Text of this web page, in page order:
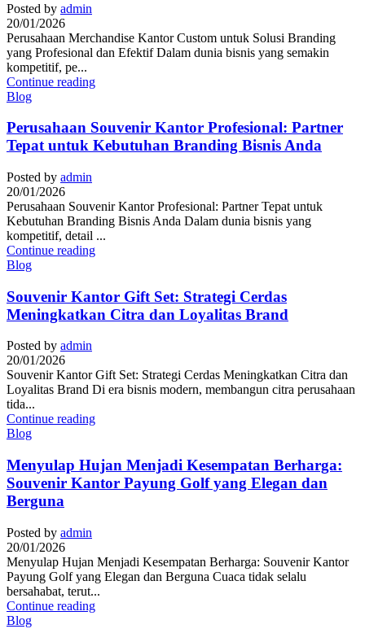
Posted by admin
20/01/2026
Perusahaan Merchandise Kantor Custom untuk Solusi Branding
yang Profesional dan Efektif Dalam dunia bisnis yang semakin
kompetitif, pe...
Continue reading
Blog
Perusahaan Souvenir Kantor Profesional: Partner
Tepat untuk Kebutuhan Branding Bisnis Anda
Posted by admin
20/01/2026
Perusahaan Souvenir Kantor Profesional: Partner Tepat untuk
Kebutuhan Branding Bisnis Anda Dalam dunia bisnis yang
kompetitif, detail ...
Continue reading
Blog
Souvenir Kantor Gift Set: Strategi Cerdas
Meningkatkan Citra dan Loyalitas Brand
Posted by admin
20/01/2026
Souvenir Kantor Gift Set: Strategi Cerdas Meningkatkan Citra dan
Loyalitas Brand Di era bisnis modern, membangun citra perusahaan
tida...
Continue reading
Blog
Menyulap Hujan Menjadi Kesempatan Berharga:
Souvenir Kantor Payung Golf yang Elegan dan
Berguna
Posted by admin
20/01/2026
Menyulap Hujan Menjadi Kesempatan Berharga: Souvenir Kantor
Payung Golf yang Elegan dan Berguna Cuaca tidak selalu
bersahabat, terut...
Continue reading
Blog